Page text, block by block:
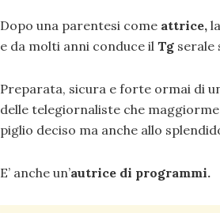
Dopo una parentesi come attrice,
e da molti anni conduce il Tg serale
Preparata, sicura e forte ormai di
delle telegiornaliste che
piglio deciso ma anche allo
E’ anche un’autrice di programmi.